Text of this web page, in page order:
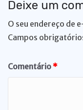
Deixe um
O seu endereço de
Campos
Comentário*